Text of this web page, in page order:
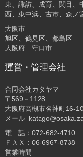
東、諏訪、成育、関目、
西、東中浜、古市、森ノ
大阪市
旭区、鶴見区、都島区
大阪府 守口市
運営・管理会社
合同会社カタヤマ
〒569－1128
大阪府高槻市名神町16-10
メール
電 話：072-682-4710
ＦＡＸ：06-6967-8738
営業時間